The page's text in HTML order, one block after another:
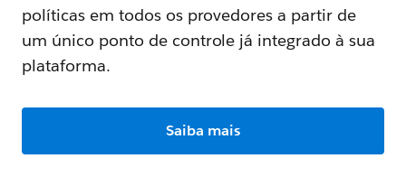
políticas em todos os provedores a partir de
um único ponto de controle já integrado à sua
plataforma.
Saiba mais